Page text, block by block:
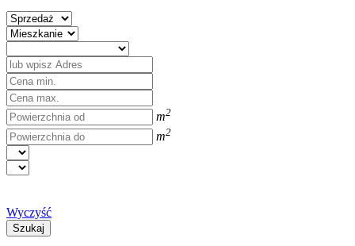
m2
m2
Wyczyść
Szukaj